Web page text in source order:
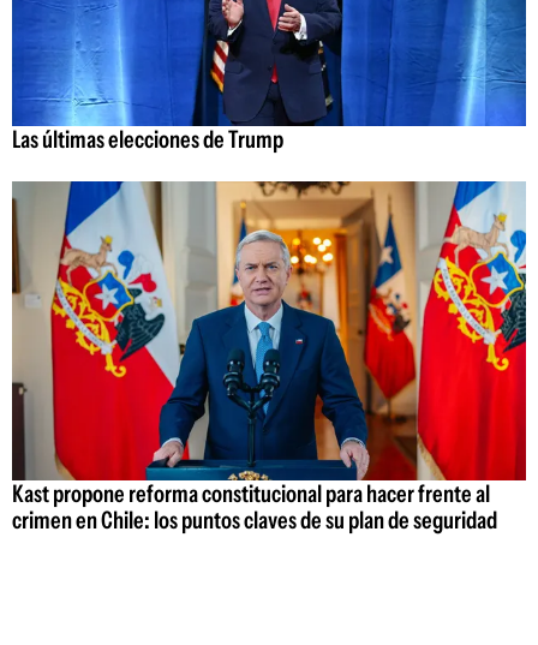
Las últimas elecciones de Trump
Kast propone reforma constitucional para hacer frente al
crimen en Chile: los puntos claves de su plan de seguridad